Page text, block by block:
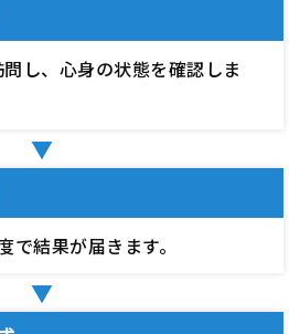
し、心身の状態を確認しま
結果が届きます。